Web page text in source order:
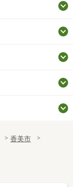
香美市